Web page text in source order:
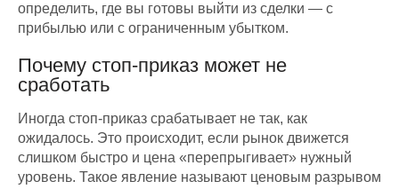
определить, где вы готовы выйти из сделки — с
прибылью или с ограниченным убытком.
Почему стоп-приказ может не
сработать
Иногда стоп-приказ срабатывает не так, как
ожидалось. Это происходит, если рынок движется
слишком быстро и цена «перепрыгивает» нужный
уровень. Такое явление называют ценовым разрывом